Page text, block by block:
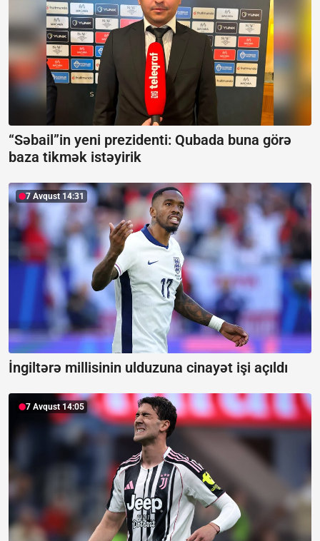
“Səbail”in yeni prezidenti: Qubada buna görə
baza tikmək istəyirik
7 Avqust 14:31
İngiltərə millisinin ulduzuna cinayət işi açıldı
7 Avqust 14:05